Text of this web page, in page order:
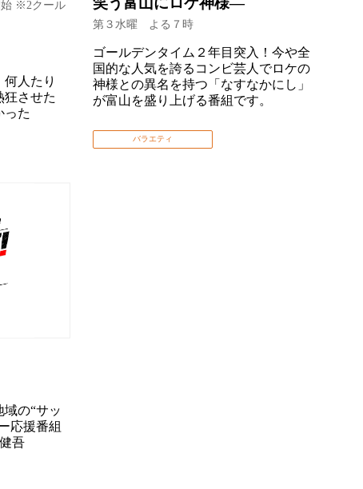
※2クール
何人たり
狂させた
った
第３水曜 よる７時
ゴールデンタイム２年目突入！今や全
国的な人気を誇るコンビ芸人でロケの
神様との異名を持つ「なすなかにし」
が富山を盛り上げる番組です。
バラエティ
の“サッ
応援番組
吾